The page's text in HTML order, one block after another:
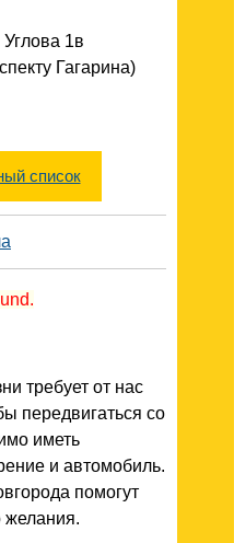
1в
Гагарина)
список
требует от нас
передвигаться со
иметь
и автомобиль.
помогут
желания.